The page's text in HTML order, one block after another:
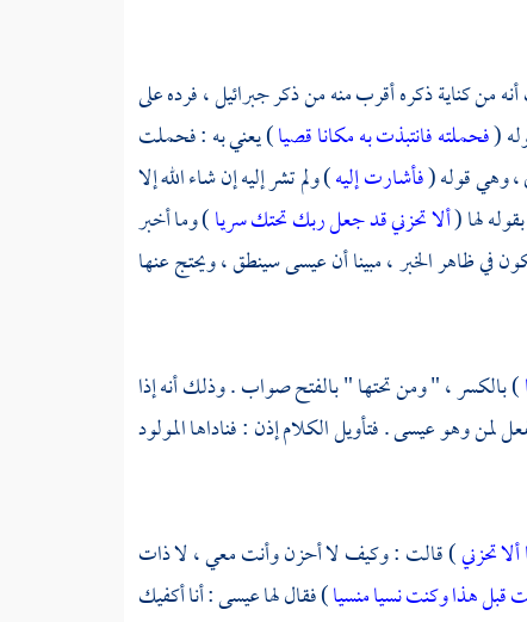
من كناية ذكره أقرب منه من ذكرجبرائيل ،فرده على
(فحملته فانتبذت به مكانا قصيا) يعني به : فحملت
، وهي قوله (فأشارت إليه) ولم تشر إليه إن شاء الله إلا
لها (ألا تحزني قد جعل ربك تحتك سريا) وما أخبر
في ظاهر الخبر ، مبينا أنعيسىسينطق ، ويحتج عنها
) بالكسر ، " ومن تحتها " بالفتح صواب . وذلك أنه إذا
لمن وهوعيسى. فتأويل الكلام إذن : فناداها المولود
تحزني) قالت : وكيف لا أحزن وأنت معي ، لا ذات
قبل هذا وكنت نسيا منسيا) فقال لها عيسى : أنا أكفيك